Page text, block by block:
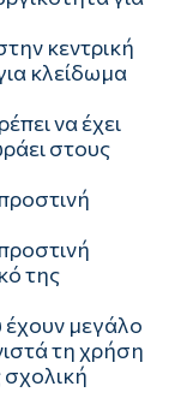
κεντρική
κλείδωμα
να έχει
στους
της
έχουν μεγάλο
τη χρήση
σχολική